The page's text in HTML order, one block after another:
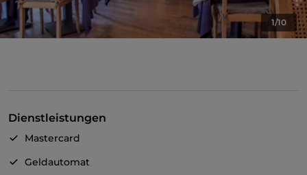
1/10
Dienstleistungen
Mastercard
Geldautomat